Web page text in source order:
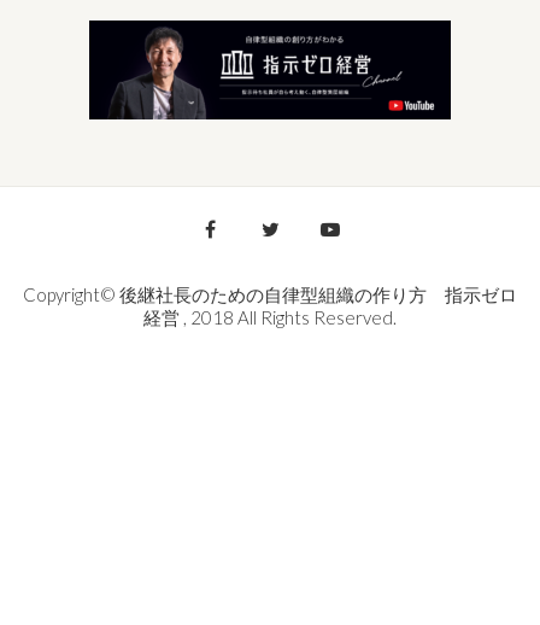
Copyright© 後継社長のための自律型組織の作り方 指示ゼロ
経営 , 2018 All Rights Reserved.